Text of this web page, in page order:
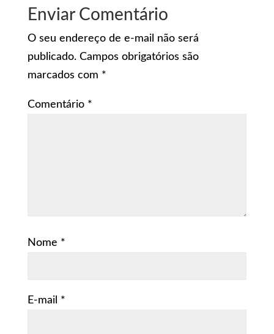
Enviar Comentário
O seu endereço de e-mail não será
publicado. Campos obrigatórios são
marcados com *
Comentário *
Nome *
E-mail *